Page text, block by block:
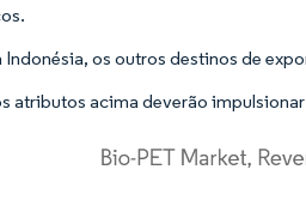
Indonésia, os outros destinos de
atributos acima deverão